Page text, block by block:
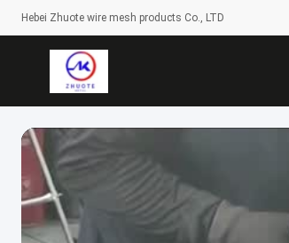
Hebei Zhuote wire mesh products Co., LTD